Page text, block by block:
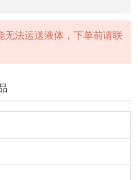
法运送液体，下单前请联